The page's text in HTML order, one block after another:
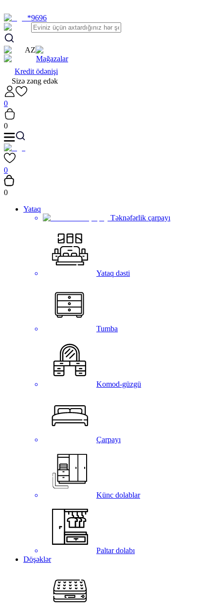
*9696
AZ
Mağazalar
Kredit ödənişi
Sizə zəng edək
0
0
0
0
Yataq
Təknəfərlik çarpayı
Yataq dəsti
Tumba
Komod-güzgü
Çarpayı
Künc dolablar
Paltar dolabı
Döşəklər